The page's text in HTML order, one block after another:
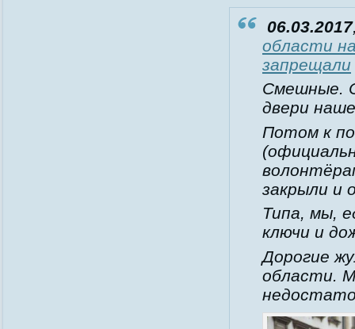
06.03.2017
области
запрещали
Смешные.
двери
Потом к
закрыли и
Типа, мы,
ключи и
Дорогие
области.